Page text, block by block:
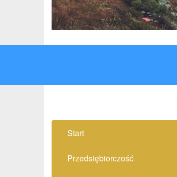
Start
Przedsiębiorczość